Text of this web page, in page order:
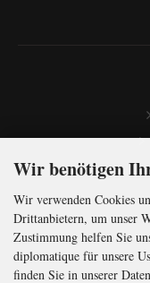
Wir benötigen
Wir verwenden Cookies
Drittanbietern, um unser
Zustimmung helfen Sie
diplomatique für unsere
finden Sie in unserer